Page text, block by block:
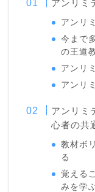
アンリミ
アンリ
今まで
の王道
アンリ
アンリ
アンリミ
心者の共
教材ボ
る
覚える
みを学